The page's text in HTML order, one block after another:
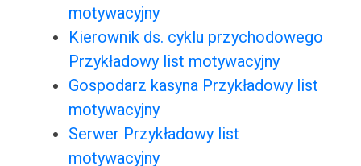
motywacyjny
Kierownik ds. cyklu przychodowego
Przykładowy list motywacyjny
Gospodarz kasyna Przykładowy list
motywacyjny
Serwer Przykładowy list
motywacyjny